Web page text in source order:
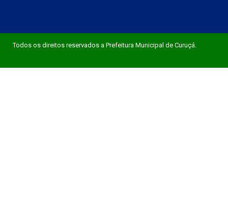
Todos os direitos reservados a Prefeitura Municipal de Curuçá.